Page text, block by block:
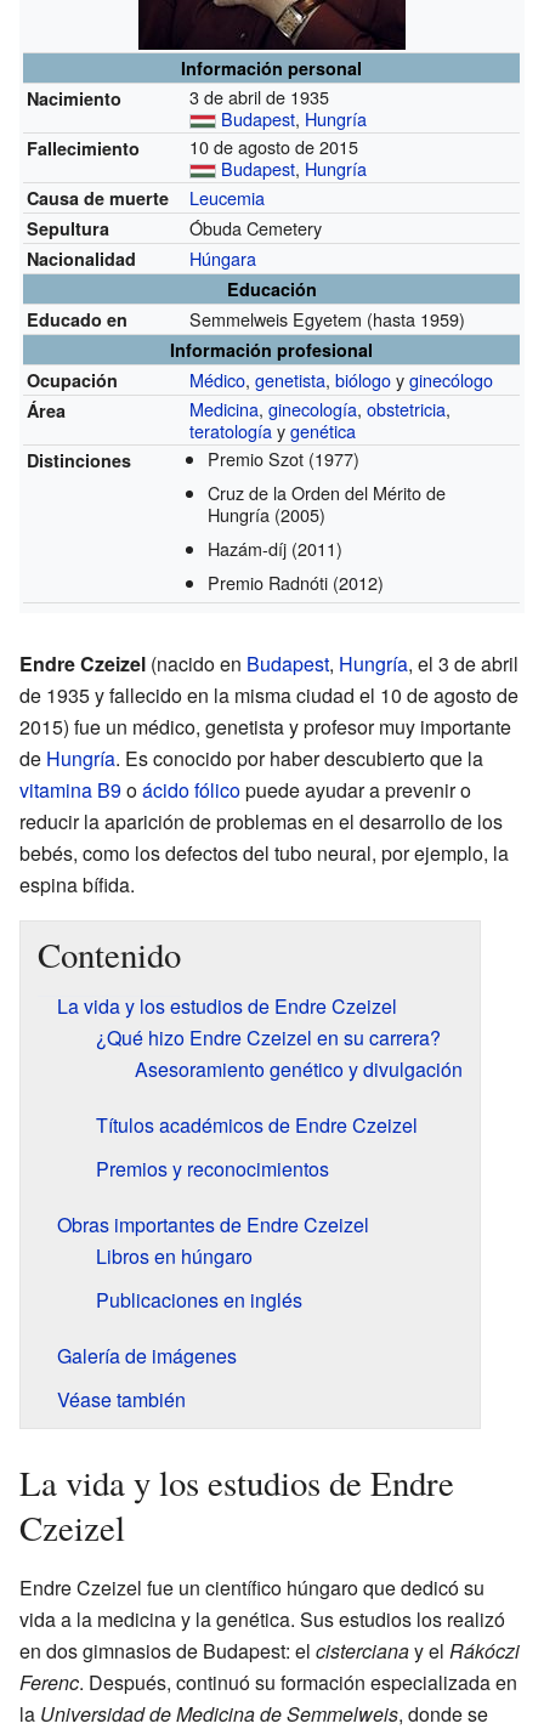
Información personal
Nacimiento
3 de abril de 1935
Budapest, Hungría
Fallecimiento
10 de agosto de 2015
Budapest, Hungría
Causa de muerte Leucemia
Sepultura Óbuda Cemetery
Nacionalidad Húngara
Educación
Educado en
Semmelweis Egyetem (hasta 1959)
Información profesional
Ocupación
Médico,genetista,biólogoyginecólogo
Área Medicina,ginecología,obstetricia,
teratologíaygenética
Distinciones Premio Szot (1977)
Cruz de la Orden del Mérito de
Hungría (2005)
Hazám-díj (2011)
Premio Radnóti (2012)
Endre Czeizel (nacido en Budapest, Hungría, el 3 de abril
de 1935 y fallecido en la misma ciudad el 10 de agosto de
2015) fue un médico, genetista y profesor muy importante
de Hungría. Es conocido por haber descubierto que la
vitamina B9oácido fólicopuede ayudar a prevenir o
reducir la aparición de problemas en el desarrollo de los
bebés, como los defectos del tubo neural, por ejemplo, la
espina bífida.
Contenido
La vida y los estudios de Endre Czeizel
¿Qué hizo Endre Czeizel en su carrera?
Asesoramiento genético y divulgación
Títulos académicos de Endre Czeizel
Premios y reconocimientos
Obras importantes de Endre Czeizel
Libros en húngaro
Publicaciones en inglés
Galería de imágenes
Véase también
La vida y los estudios de Endre
Czeizel
Endre Czeizel fue un científico húngaro que dedicó su
vida a la medicina y la genética. Sus estudios los realizó
en dos gimnasios de Budapest: el cistercianay el Rákóczi
Ferenc. Después, continuó su formación especializada en
la Universidad de Medicina de Semmelweis, donde se